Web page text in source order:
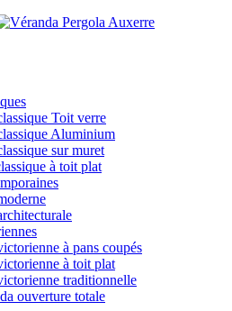
Toit verre
Aluminium
sur muret
à toit plat
à pans coupés
à toit plat
traditionnelle
ouverture totale